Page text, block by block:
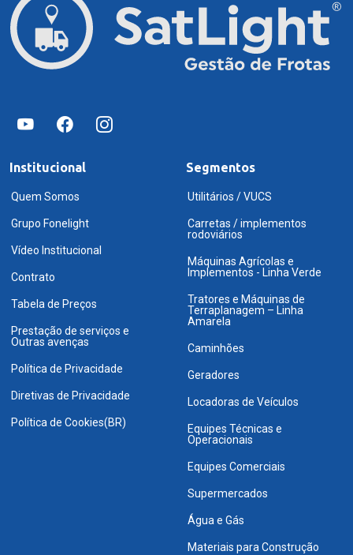
Institucional
Quem Somos
Grupo Fonelight
Vídeo Institucional
Contrato
Tabela de Preços
Prestação de serviços e
Outras avenças
Política de Privacidade
Diretivas de Privacidade
Política de Cookies(BR)
Segmentos
Utilitários / VUCS
Carretas / implementos
rodoviários
Máquinas Agrícolas e
Implementos - Linha Verde
Tratores e Máquinas de
Terraplanagem – Linha
Amarela
Caminhões
Geradores
Locadoras de Veículos
Equipes Técnicas e
Operacionais
Equipes Comerciais
Supermercados
Água e Gás
Materiais para Construção